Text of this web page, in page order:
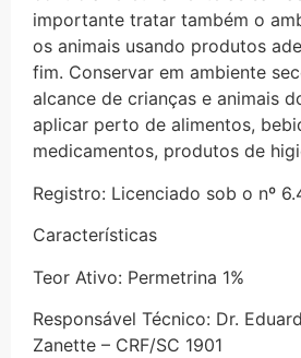
importante tratar também o
os animais usando produtos
fim. Conservar em ambiente
alcance de crianças e animais
aplicar perto de alimentos,
medicamentos, produtos de
Registro: Licenciado sob o nº
Características
Teor Ativo: Permetrina 1%
Responsável Técnico: Dr.
Zanette – CRF/SC 1901